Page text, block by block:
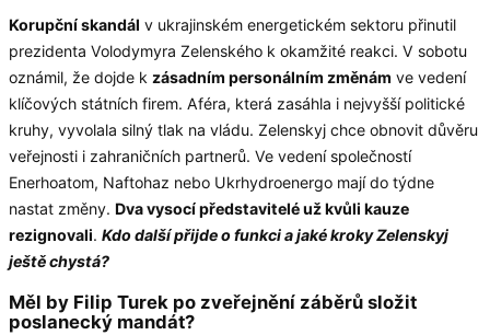
Korupční skandál v ukrajinském energetickém sektoru přinutil
prezidenta Volodymyra Zelenského k okamžité reakci. V sobotu
oznámil, že dojde k zásadním personálním změnám ve vedení
klíčových státních firem. Aféra, která zasáhla i nejvyšší politické
kruhy, vyvolala silný tlak na vládu. Zelenskyj chce obnovit důvěru
veřejnosti i zahraničních partnerů. Ve vedení společností
Enerhoatom, Naftohaz nebo Ukrhydroenergo mají do týdne
nastat změny. Dva vysocí představitelé už kvůli kauze
rezignovali. Kdo další přijde o funkci a jaké kroky Zelenskyj
ještě chystá?
Měl by Filip Turek po zveřejnění záběrů složit
poslanecký mandát?